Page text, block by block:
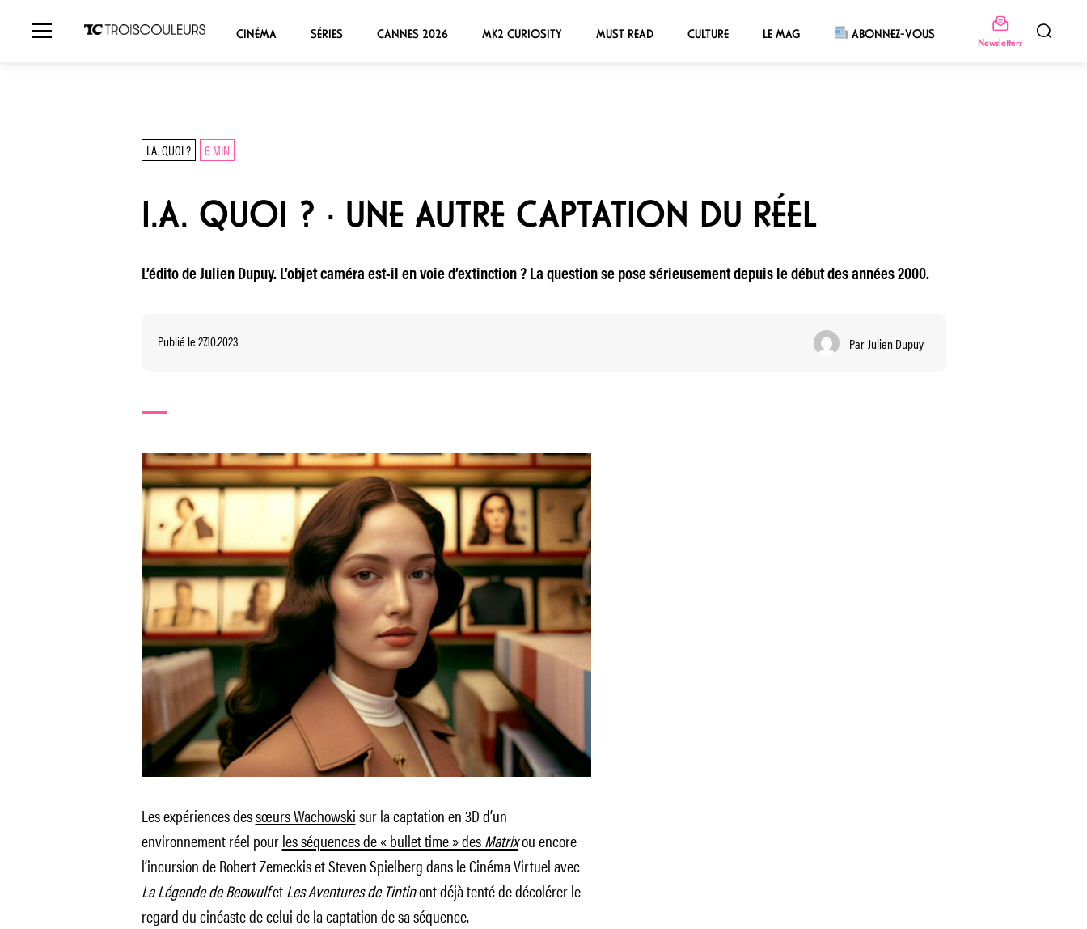
CINÉMA SÉRIES CANNES 2026 MK2 CURIOSITY MUST READ CULTURE LE MAG ABONNEZ-VOUS
Newsletters
I.A. QUOI ? 6 MIN
I.A. QUOI ? · UNE AUTRE CAPTATION DU RÉEL
L’édito de Julien Dupuy. L’objet caméra est-il en voie d’extinction ? La question se pose sérieusement depuis le début des années 2000.
Publié le 27.10.2023 Par Julien Dupuy
Les expériences dessœurs Wachowskisur la captation en 3D d’un
environnement réel pourles séquences de « bullet time » desMatrixou encore
l’incursion de Robert Zemeckis et Steven Spielberg dans le Cinéma Virtuel avec
La Légende de BeowulfetLes Aventures de Tintinont déjà tenté de décolérer le
regard du cinéaste de celui de la captation de sa séquence.